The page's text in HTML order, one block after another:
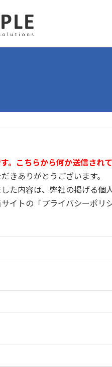
。こちらから何か送信され
きありがとうございます。
た内容は、弊社の掲げる個
イトの「プライバシーポリ